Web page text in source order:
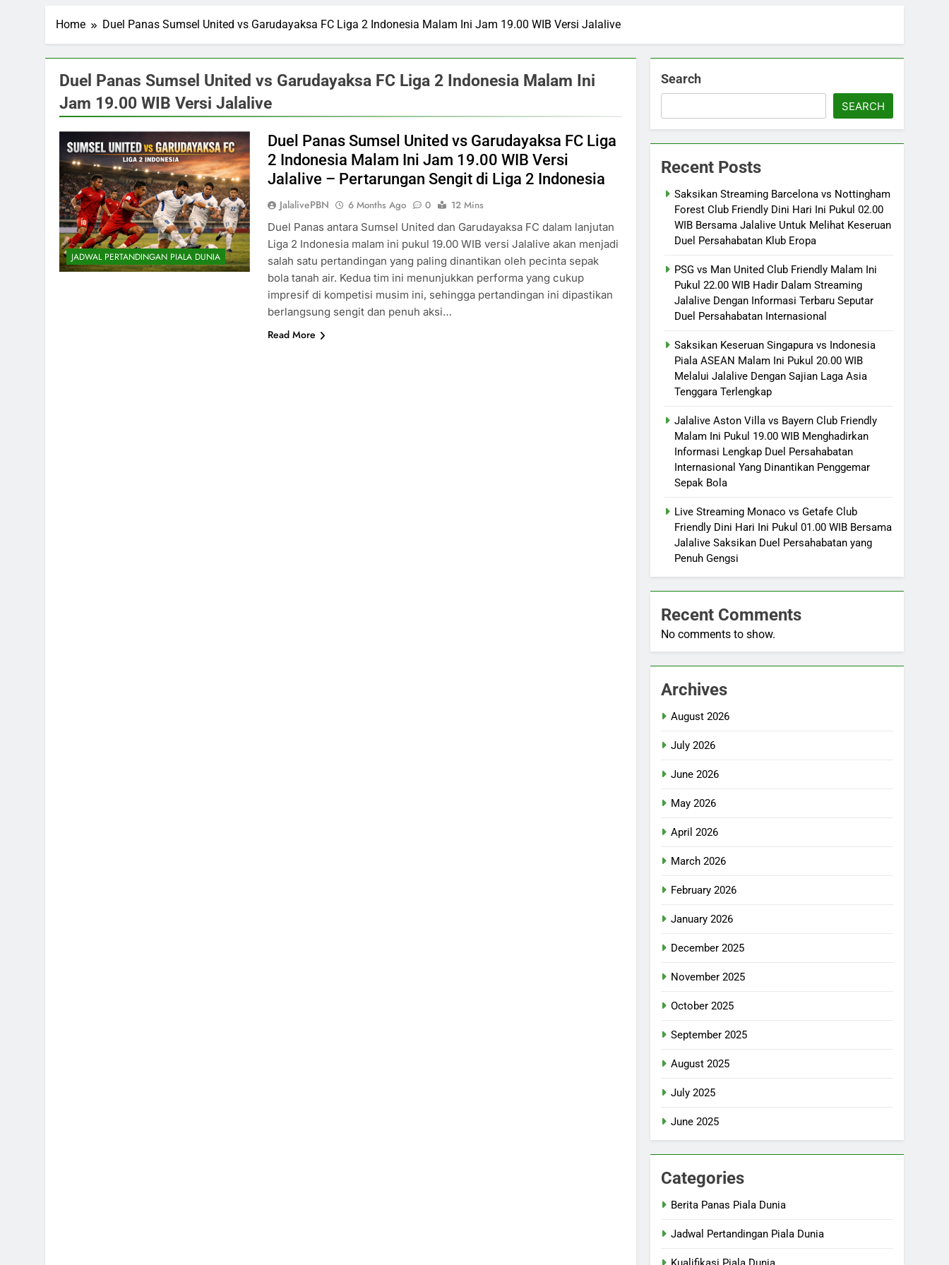
Home Duel Panas Sumsel United vs Garudayaksa FC Liga 2 Indonesia Malam Ini Jam 19.00 WIB Versi Jalalive
Duel Panas Sumsel United vs Garudayaksa FC Liga 2 Indonesia Malam Ini
Jam 19.00 WIB Versi Jalalive
JADWAL PERTANDINGAN PIALA DUNIA
Duel Panas Sumsel United vs Garudayaksa FC Liga
2 Indonesia Malam Ini Jam 19.00 WIB Versi
Jalalive – Pertarungan Sengit di Liga 2 Indonesia
JalalivePBN 6 Months Ago 0
12 Mins
Duel Panas antara Sumsel United dan Garudayaksa FC dalam lanjutan
Liga 2 Indonesia malam ini pukul 19.00 WIB versi Jalalive akan menjadi
salah satu pertandingan yang paling dinantikan oleh pecinta sepak
bola tanah air. Kedua tim ini menunjukkan performa yang cukup
impresif di kompetisi musim ini, sehingga pertandingan ini dipastikan
berlangsung sengit dan penuh aksi…
Read More
Search
SEARCH
Recent Posts
Saksikan Streaming Barcelona vs Nottingham
Forest Club Friendly Dini Hari Ini Pukul 02.00
WIB Bersama Jalalive Untuk Melihat Keseruan
Duel Persahabatan Klub Eropa
PSG vs Man United Club Friendly Malam Ini
Pukul 22.00 WIB Hadir Dalam Streaming
Jalalive Dengan Informasi Terbaru Seputar
Duel Persahabatan Internasional
Saksikan Keseruan Singapura vs Indonesia
Piala ASEAN Malam Ini Pukul 20.00 WIB
Melalui Jalalive Dengan Sajian Laga Asia
Tenggara Terlengkap
Jalalive Aston Villa vs Bayern Club Friendly
Malam Ini Pukul 19.00 WIB Menghadirkan
Informasi Lengkap Duel Persahabatan
Internasional Yang Dinantikan Penggemar
Sepak Bola
Live Streaming Monaco vs Getafe Club
Friendly Dini Hari Ini Pukul 01.00 WIB Bersama
Jalalive Saksikan Duel Persahabatan yang
Penuh Gengsi
Recent Comments
No comments to show.
Archives
August 2026
July 2026
June 2026
May 2026
April 2026
March 2026
February 2026
January 2026
December 2025
November 2025
October 2025
September 2025
August 2025
July 2025
June 2025
Categories
Berita Panas Piala Dunia
Jadwal Pertandingan Piala Dunia